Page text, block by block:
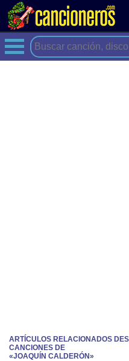
ARTÍCULOS RELACIONADOS
CANCIONES DE
«JOAQUÍN CALDERÓN»